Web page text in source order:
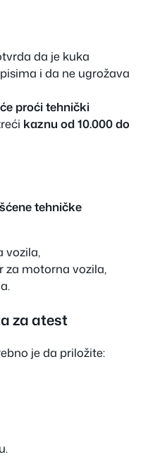
da je kuka
i da ne ugrožava
proći tehnički
kaznu od 10.000 do
tehničke
vozila,
za motorna vozila,
za atest
je da priložite: